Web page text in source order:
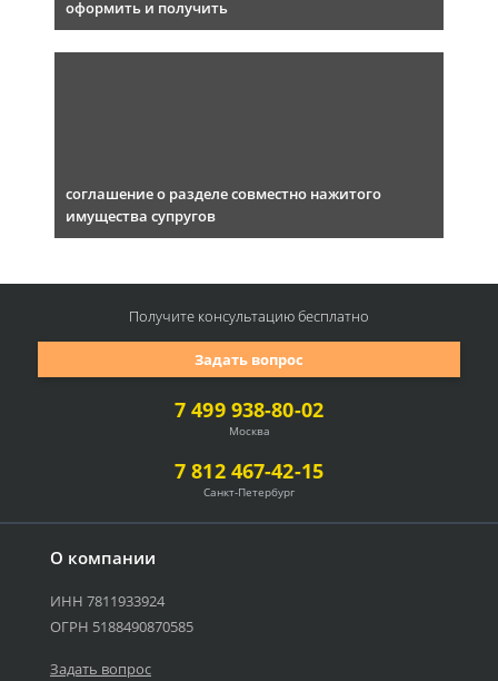
оформить и получить
соглашение о разделе совместно нажитого
имущества супругов
О компании
ИНН 7811933924
ОГРН 5188490870585
Задать вопрос
7 499 938-80-02
Москва
7 812 467-42-15
Санкт-Петербург
Задать вопрос
Получите консультациюбесплатно